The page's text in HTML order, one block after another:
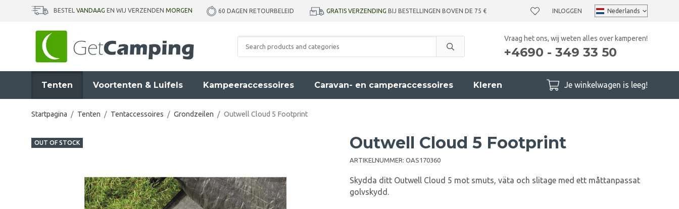
BESTEL VANDAAG EN WIJ VERZENDEN MORGEN 60 DAGEN RETOURBELEID GRATIS VERZENDING BIJ BESTELLINGEN BOVEN DE 75 € INLOGGEN
Vraag het ons, wij weten alles over kamperen!
+4690 - 349 33 50
Tenten Voortenten & Luifels Kampeeraccessoires Caravan- en camperaccessoires Kleren Je winkelwagen is leeg!
Startpagina / Tenten / Tentaccessoires / Grondzeilen / Outwell Cloud 5 Footprint
OUT OF STOCK Outwell Cloud 5 Footprint
ARTIKELNUMMER: OAS170360
Skydda ditt Outwell Cloud 5 mot smuts, väta och slitage med ett måttanpassat
golvskydd.